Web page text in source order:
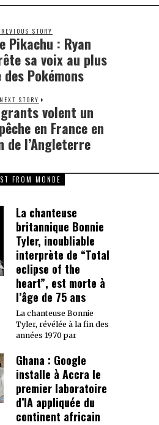
STORY
Previous
Pikachu : Ryan
sa voix au plus
Pokémons
NEXT STORY
Next volent un
en France en
de l’Angleterre
FROM MONDE
La chanteuse
britannique Bonnie
Tyler, inoubliable
interprète de “Total
eclipse of the
heart”, est morte à
l’âge de 75 ans
La chanteuse Bonnie
Tyler, révélée à la fin des
années 1970 par
Ghana : Google
installe à Accra le
premier laboratoire
d’IA appliquée du
continent africain